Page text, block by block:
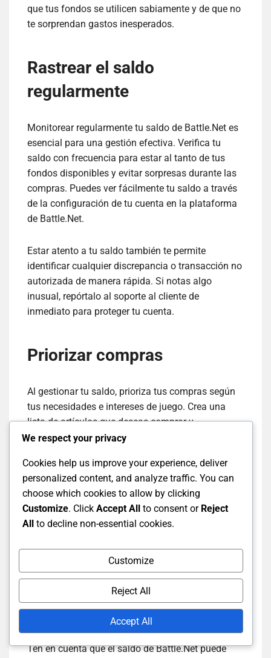
que tus fondos se utilicen sabiamente y de que no
te sorprendan gastos inesperados.
Rastrear el saldo
regularmente
Monitorear regularmente tu saldo de Battle.Net es
esencial para una gestión efectiva. Verifica tu
saldo con frecuencia para estar al tanto de tus
fondos disponibles y evitar sorpresas durante las
compras. Puedes ver fácilmente tu saldo a través
de la configuración de tu cuenta en la plataforma
de Battle.Net.
Estar atento a tu saldo también te permite
identificar cualquier discrepancia o transacción no
autorizada de manera rápida. Si notas algo
inusual, repórtalo al soporte al cliente de
inmediato para proteger tu cuenta.
Priorizar compras
Al gestionar tu saldo, prioriza tus compras según
tus necesidades e intereses de juego. Crea una
lista de artículos que deseas comprar y
clasifícalos según su importancia. Esta estrategia
artículos más valiosos primero.
Considera esperar a las rebajas o promociones en
compras menos urgentes. De esta manera, puedes
estirar tu saldo más y obtener más valor de tu
Comprender las fechas de
expiración
Ten en cuenta que el saldo de Battle.Net puede
We respect your privacy
Cookies help us improve your experience, deliver
personalized content, and analyze traffic. You can
choose which cookies to allow by clicking
Customize. Click Accept All to consent or Reject
All to decline non-essential cookies.
Customize
Reject All
Accept All